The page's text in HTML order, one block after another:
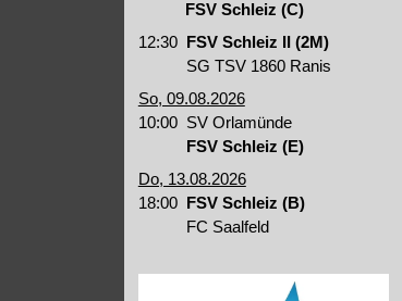
FSV Schleiz (C)
12:30 FSV Schleiz II (2M)
SG TSV 1860 Ranis
So, 09.08.2026
10:00 SV Orlamünde
FSV Schleiz (E)
Do, 13.08.2026
18:00 FSV Schleiz (B)
FC Saalfeld